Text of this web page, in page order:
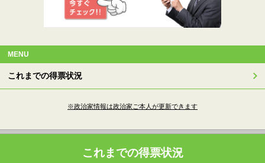
MENU
これまでの得票状況
※政治家情報は政治家ご本人が更新できます
これまでの得票状況